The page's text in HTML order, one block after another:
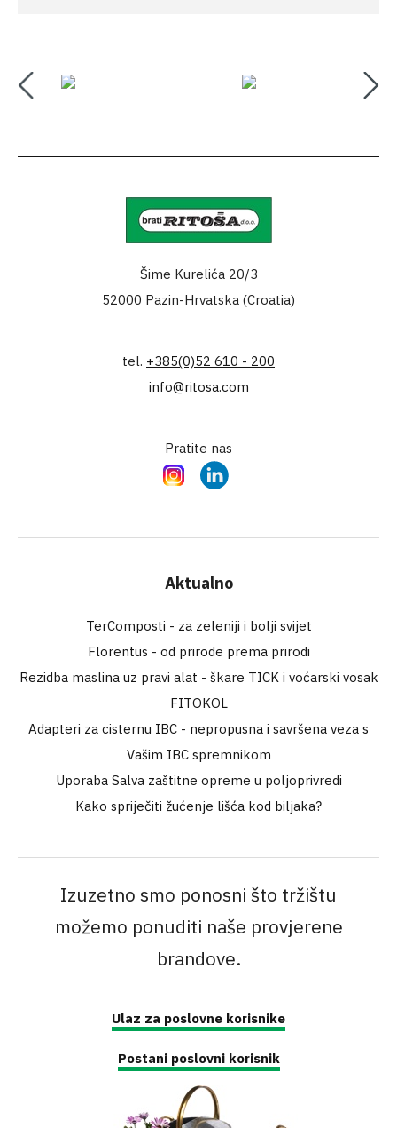
Šime Kurelića 20/3
52000 Pazin-Hrvatska (Croatia)
tel. +385(0)52 610 - 200
info@ritosa.com
Pratite nas
InstagramLinkedIn
Aktualno
TerComposti - za zeleniji i bolji svijet
Florentus - od prirode prema prirodi
Rezidba maslina uz pravi alat - škare TICK i voćarski vosak
FITOKOL
Adapteri za cisternu IBC - nepropusna i savršena veza s
Vašim IBC spremnikom
Uporaba Salva zaštitne opreme u poljoprivredi
Kako spriječiti žućenje lišća kod biljaka?
Izuzetno smo ponosni što tržištu
možemo ponuditi naše provjerene
brandove.
Ulaz za poslovne korisnike
Postani poslovni korisnik